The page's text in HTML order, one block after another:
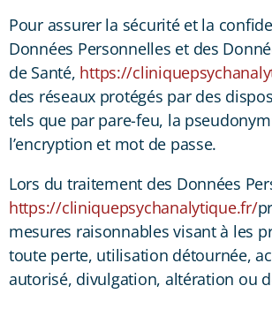
Pour assurer la sécurité et la
Données Personnelles et des
de Santé, https://
des réseaux protégés par des
tels que par pare-feu, la
l’encryption et mot de passe.
Lors du traitement des Données
https://cliniquepsychanalytique.fr/
mesures raisonnables visant à les
toute perte, utilisation détournée,
autorisé, divulgation, altération ou